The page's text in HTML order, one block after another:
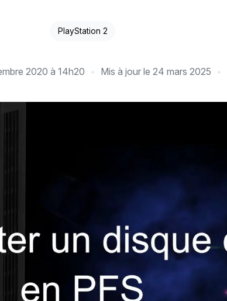
PlayStation 2
2020 à 14h20 Mis à jour le 24 mars 2025